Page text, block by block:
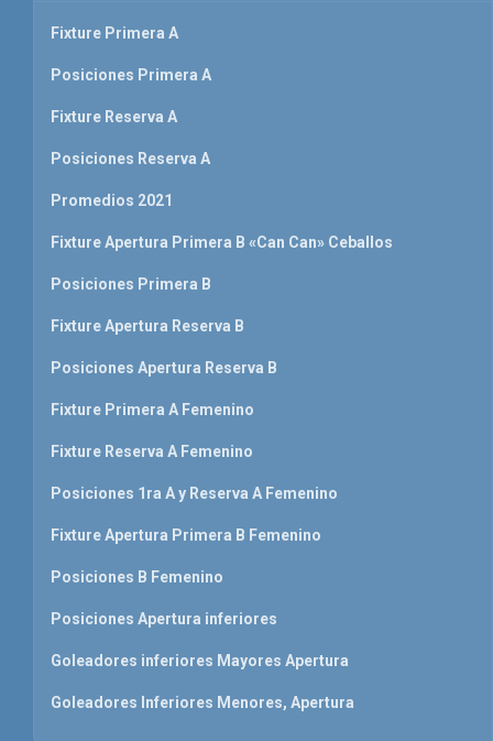
Fixture Primera A
Posiciones Primera A
Fixture Reserva A
Posiciones Reserva A
Promedios 2021
Fixture Apertura Primera B «Can Can» Ceballos
Posiciones Primera B
Fixture Apertura Reserva B
Posiciones Apertura Reserva B
Fixture Primera A Femenino
Fixture Reserva A Femenino
Posiciones 1ra A y Reserva A Femenino
Fixture Apertura Primera B Femenino
Posiciones B Femenino
Posiciones Apertura inferiores
Goleadores inferiores Mayores Apertura
Goleadores Inferiores Menores, Apertura